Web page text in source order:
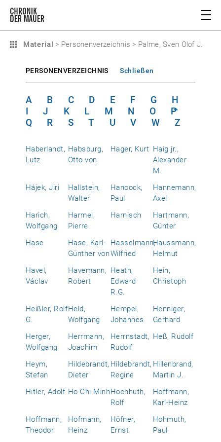
Material > Personenverzeichnis > Palme, Sven Olof J.
PERSONENVERZEICHNIS Schließen
A B C D E F G
H
I
J K L M N O
P
Q
R S T U V W Z
Haberlandt,
Lutz
Habsburg,
Otto von
Hager, Kurt Haig jr.,
Alexander
M.
Hájek, Jiri
Hallstein,
Walter
Hancock,
Paul
Hannemann,
Axel
Harich,
Wolfgang
Harmel,
Pierre
Harnisch
Hartmann,
Günter
Hase
Hase, Karl-
Günther von
Hasselmann,
Wilfried
Haussmann,
Helmut
Havel,
Václav
Havemann,
Robert
Heath,
Edward
R.G.
Hein,
Christoph
Heißler, Rolf
G.
Held,
Wolfgang
Hempel,
Johannes
Henniger,
Gerhard
Herger,
Wolfgang
Herrmann,
Joachim
Herrnstadt,
Rudolf
Heß, Rudolf
Heym,
Stefan
Hildebrandt,
Dieter
Hildebrandt,
Regine
Hillenbrand,
Martin J.
Hitler, Adolf Ho Chi MinhHochhuth,
Rolf
Hoffmann,
Karl-Heinz
Hoffmann,
Theodor
Hofmann,
Heinz
Höfner,
Ernst
Hohmuth,
Paul